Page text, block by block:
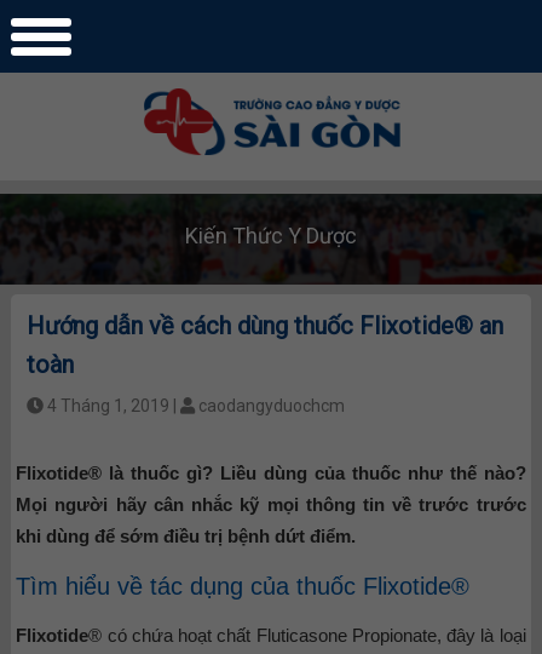
Kiến Thức Y Dược
Hướng dẫn về cách dùng thuốc Flixotide® an
toàn
4 Tháng 1, 2019 | caodangyduochcm
Flixotide® là thuốc gì? Liều dùng của thuốc như thế nào?
Mọi người hãy cân nhắc kỹ mọi thông tin về trước trước
khi dùng để sớm điều trị bệnh dứt điểm.
Tìm hiểu về tác dụng của thuốc Flixotide®
Flixotide® có chứa hoạt chất Fluticasone Propionate, đây là loại